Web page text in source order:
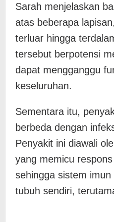
Sarah menjelaskan
atas beberapa
terluar hingga
tersebut berpotensi
dapat mengganggu
keseluruhan.
Sementara itu,
berbeda dengan
Penyakit ini diawali
yang memicu
sehingga sistem
tubuh sendiri,